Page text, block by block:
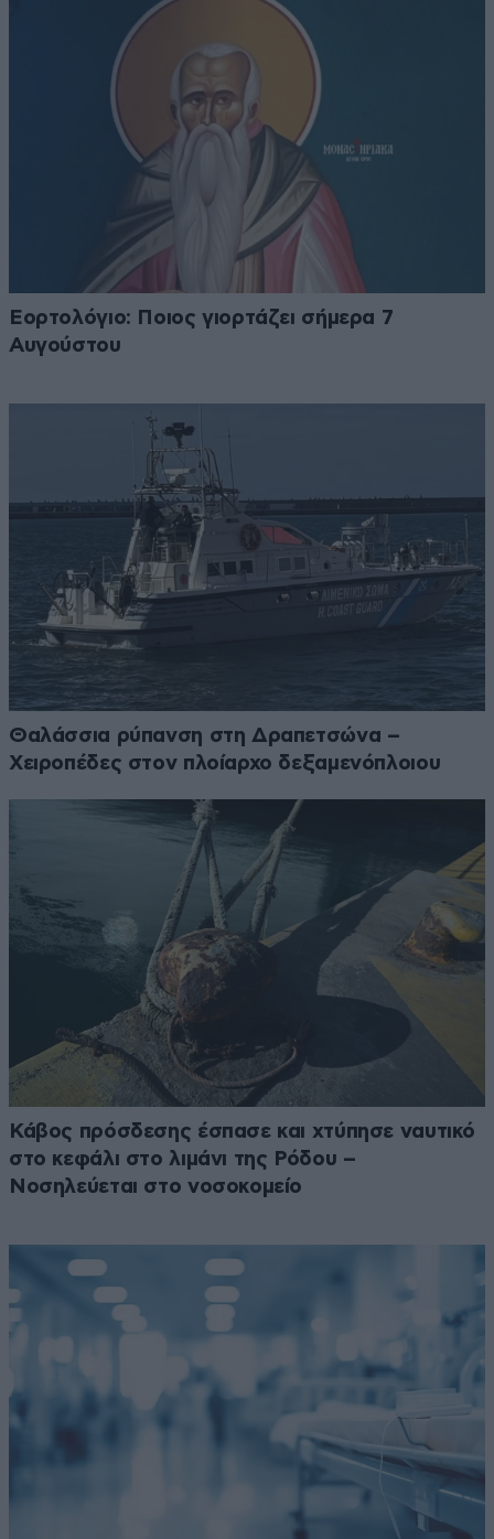
Εορτολόγιο: Ποιος γιορτάζει σήμερα 7
Αυγούστου
Θαλάσσια ρύπανση στη Δραπετσώνα –
Χειροπέδες στον πλοίαρχο δεξαμενόπλοιου
Κάβος πρόσδεσης έσπασε και χτύπησε ναυτικό
στο κεφάλι στο λιμάνι της Ρόδου –
Νοσηλεύεται στο νοσοκομείο